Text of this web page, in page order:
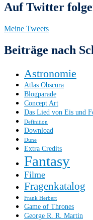
Auf Twitter
Meine Tweets
Beiträge nach
Astronomie
Atlas Obscura
Blogparade
Concept Art
Das Lied von Eis und
Definition
Download
Dune
Extra Credits
Fantasy
Filme
Fragenkatalog
Frank Herbert
Game of Thrones
George R. R. Martin